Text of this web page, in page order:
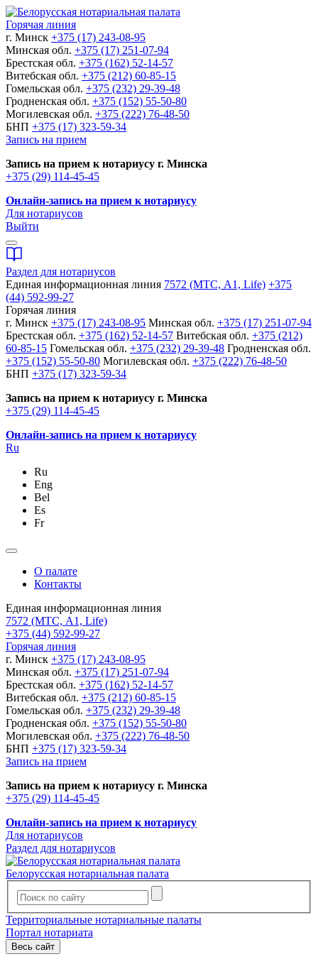
Горячая линия
г. Минск +375 (17) 243-08-95
Минская обл. +375 (17) 251-07-94
Брестская обл. +375 (162) 52-14-57
Витебская обл. +375 (212) 60-85-15
Гомельская обл. +375 (232) 29-39-48
Гродненская обл. +375 (152) 55-50-80
Могилевская обл. +375 (222) 76-48-50
БНП +375 (17) 323-59-34
Запись на прием
Запись на прием к нотариусу г. Минска
+375 (29) 114-45-45
Онлайн-запись на прием к нотариусу
Для нотариусов
Выйти
Раздел для нотариусов
Единая информационная линия 7572 (МТС, A1, Life) +375
(44) 592-99-27
Горячая линия
г. Минск +375 (17) 243-08-95 Минская обл. +375 (17) 251-07-94
Брестская обл. +375 (162) 52-14-57 Витебская обл. +375 (212)
60-85-15 Гомельская обл. +375 (232) 29-39-48 Гродненская обл.
+375 (152) 55-50-80 Могилевская обл. +375 (222) 76-48-50
БНП +375 (17) 323-59-34
Запись на прием к нотариусу г. Минска
+375 (29) 114-45-45
Онлайн-запись на прием к нотариусу
Ru
Ru
Eng
Bel
Es
Fr
О палате
Контакты
Единая информационная линия
7572 (МТС, A1, Life)
+375 (44) 592-99-27
Горячая линия
г. Минск +375 (17) 243-08-95
Минская обл. +375 (17) 251-07-94
Брестская обл. +375 (162) 52-14-57
Витебская обл. +375 (212) 60-85-15
Гомельская обл. +375 (232) 29-39-48
Гродненская обл. +375 (152) 55-50-80
Могилевская обл. +375 (222) 76-48-50
БНП +375 (17) 323-59-34
Запись на прием
Запись на прием к нотариусу г. Минска
+375 (29) 114-45-45
Онлайн-запись на прием к нотариусу
Для нотариусов
Раздел для нотариусов
Белорусская нотариальная палата
Территориальные нотариальные палаты
Портал нотариата
Весь сайт